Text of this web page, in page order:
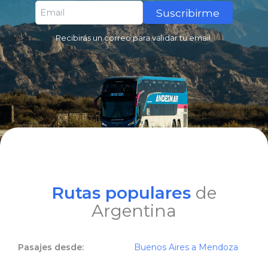
Suscribirme
Recibirás un correo para validar tu email.
Rutas populares de
Argentina
Pasajes desde:
Buenos Aires a Mendoza